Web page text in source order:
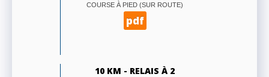
COURSE À PIED (SUR ROUTE)
pdf
10 KM - RELAIS À 2